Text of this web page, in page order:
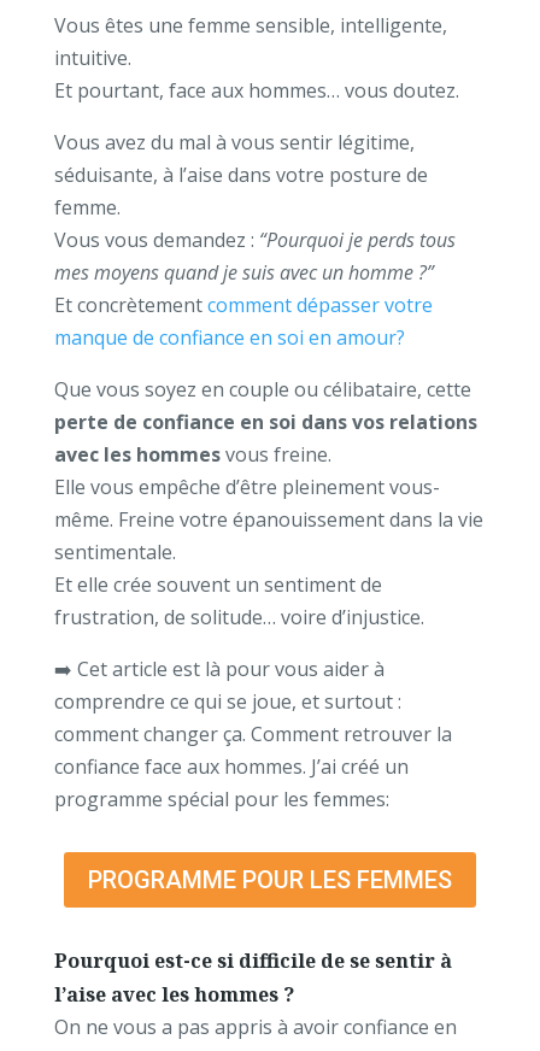
Vous êtes une femme sensible, intelligente,
intuitive.
Et pourtant, face aux hommes… vous doutez.
Vous avez du mal à vous sentir légitime,
séduisante, à l’aise dans votre posture de
femme.
Vous vous demandez : “Pourquoi je perds tous
mes moyens quand je suis avec un homme ?”
Et concrètementcomment dépasser votre
manque de confiance en soi en amour?
Que vous soyez en couple ou célibataire, cette
perte de confiance en soi dans vos relations
avec les hommesvous freine.
Elle vous empêche d’être pleinement vous-
même. Freine votre épanouissement dans la vie
sentimentale.
Et elle crée souvent un sentiment de
frustration, de solitude… voire d’injustice.
➡️ Cet article est là pour vous aider à
comprendre ce qui se joue, et surtout :
comment changer ça. Comment retrouver la
confiance face aux hommes. J’ai créé un
programme spécial pour les femmes:
PROGRAMME POUR LES FEMMES
Pourquoi est-ce si difficile de se sentir à
l’aise avec les hommes ?
On ne vous a pas appris à avoir confiance en